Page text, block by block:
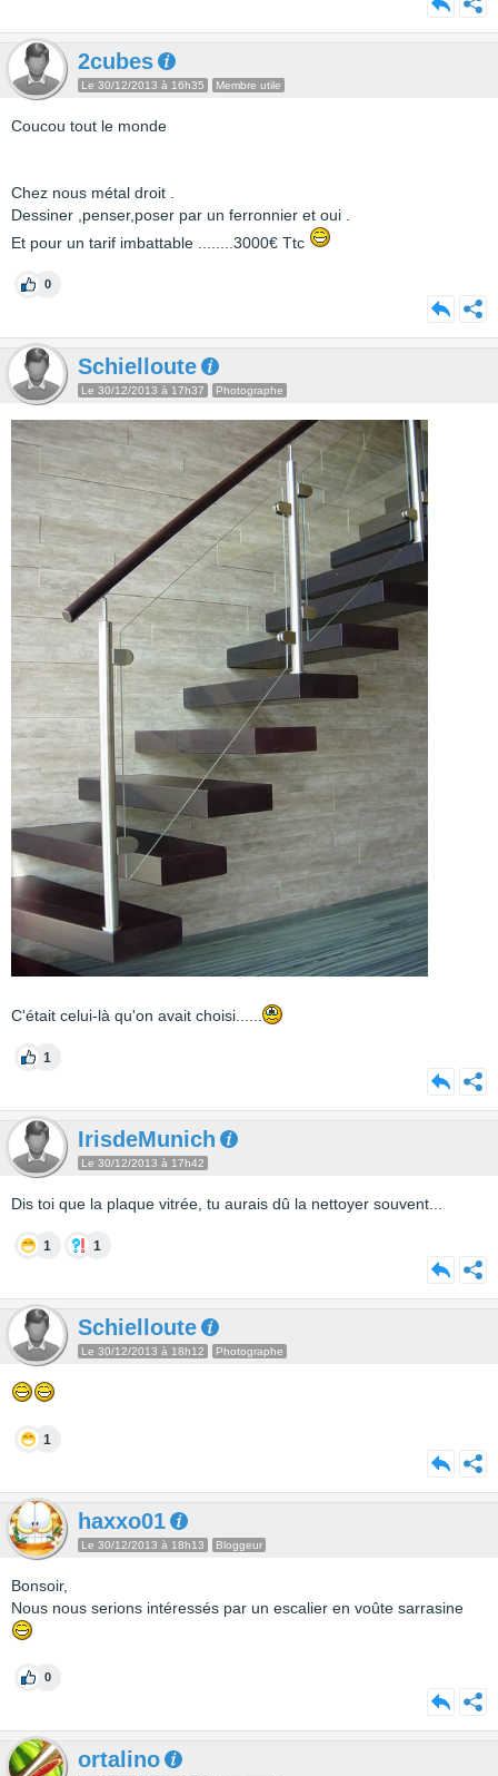
2cubes
Le 30/12/2013 à 16h35 Membre utile
Coucou tout le monde
Chez nous métal droit .
Dessiner ,penser,poser par un ferronnier et oui .
Et pour un tarif imbattable ........3000€ Ttc
0
Schielloute
Le 30/12/2013 à 17h37 Photographe
C'était celui-là qu'on avait choisi......
1
IrisdeMunich
Le 30/12/2013 à 17h42
Dis toi que la plaque vitrée, tu aurais dû la nettoyer souvent...
1 1
Schielloute
Le 30/12/2013 à 18h12 Photographe
1
haxxo01
Le 30/12/2013 à 18h13 Bloggeur
Bonsoir,
Nous nous serions intéressés par un escalier en voûte sarrasine
0
ortalino